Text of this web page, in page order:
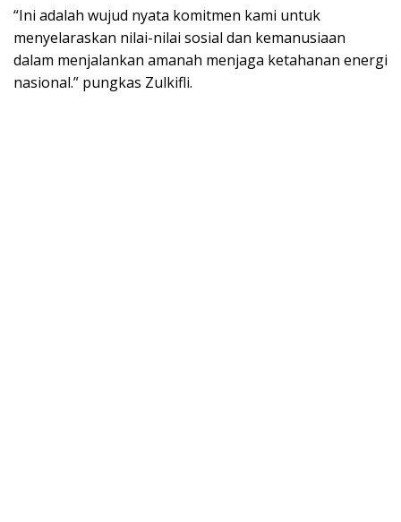
“Ini adalah wujud nyata komitmen kami untuk
menyelaraskan nilai-nilai sosial dan kemanusiaan
dalam menjalankan amanah menjaga ketahanan energi
nasional.” pungkas Zulkifli.